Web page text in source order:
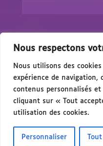
Nous respectons
Nous utilisons des
expérience de navigation,
contenus personnalisés
cliquant sur « Tout
utilisation des cookies.
Personnaliser
🎉 Congrés/Salon